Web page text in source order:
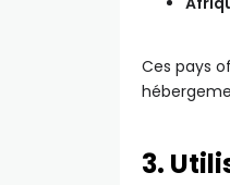
Ces pays
3.